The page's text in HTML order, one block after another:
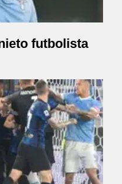
futbolista